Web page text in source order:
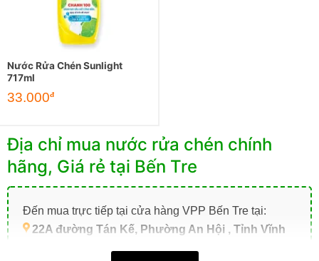
Nước Rửa Chén Sunlight
717ml
33.000đ
Địa chỉ mua nước rửa chén chính
hãng, Giá rẻ tại Bến Tre
Đến mua trực tiếp tại cửa hàng VPP Bến Tre tại:
22A đường Tán Kế, Phường An Hội , Tỉnh Vĩnh